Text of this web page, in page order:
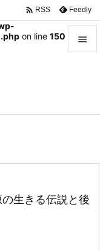
of type bool in
on line 150 
検索
 RSS Feedly
生きる伝説と後